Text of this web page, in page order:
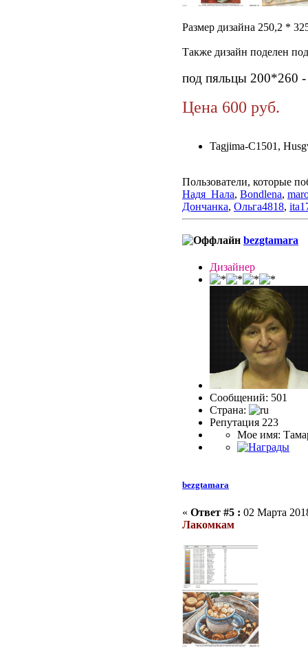
Размер дизайна 250,2 *
Также дизайн поделен
под пяльцы 200*260 -
Цена 600 руб.
Tagjima-C1501,
Пользователи, которые
Надя_Нала, Bondlena,
Дончанка, Ольга4818,
bezgtamara
Дизайнер
Сообщений: 501
Страна:
Репутация 223
Мое имя:
bezgtamara
« Ответ #5 : 02 Марта
Лакомкам